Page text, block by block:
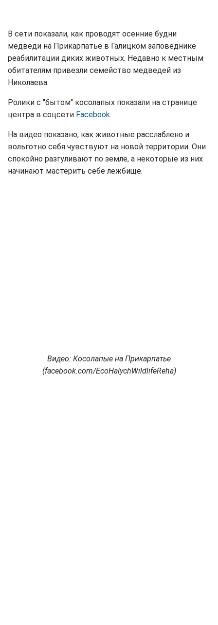
В сети показали, как проводят осенние будни
медведи на Прикарпатье в Галицком заповеднике
реабилитации диких животных. Недавно к местным
обитателям привезли семейство медведей из
Николаева.
Ролики с "бытом" косолапых показали на странице
центра в соцсети Facebook.
На видео показано, как животные расслаблено и
вольготно себя чувствуют на новой территории. Они
спокойно разгуливают по земле, а некоторые из них
начинают мастерить себе лежбище.
Видео: Косолапые на Прикарпатье
(facebook.com/EcoHalychWildlifeReha)